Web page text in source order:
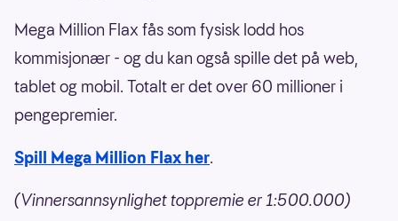
Mega Million Flax fås som fysisk lodd hos
kommisjonær - og du kan også spille det på web,
tablet og mobil. Totalt er det over 60 millioner i
pengepremier.
Spill Mega Million Flax her.
(Vinnersannsynlighet toppremie er 1:500.000)